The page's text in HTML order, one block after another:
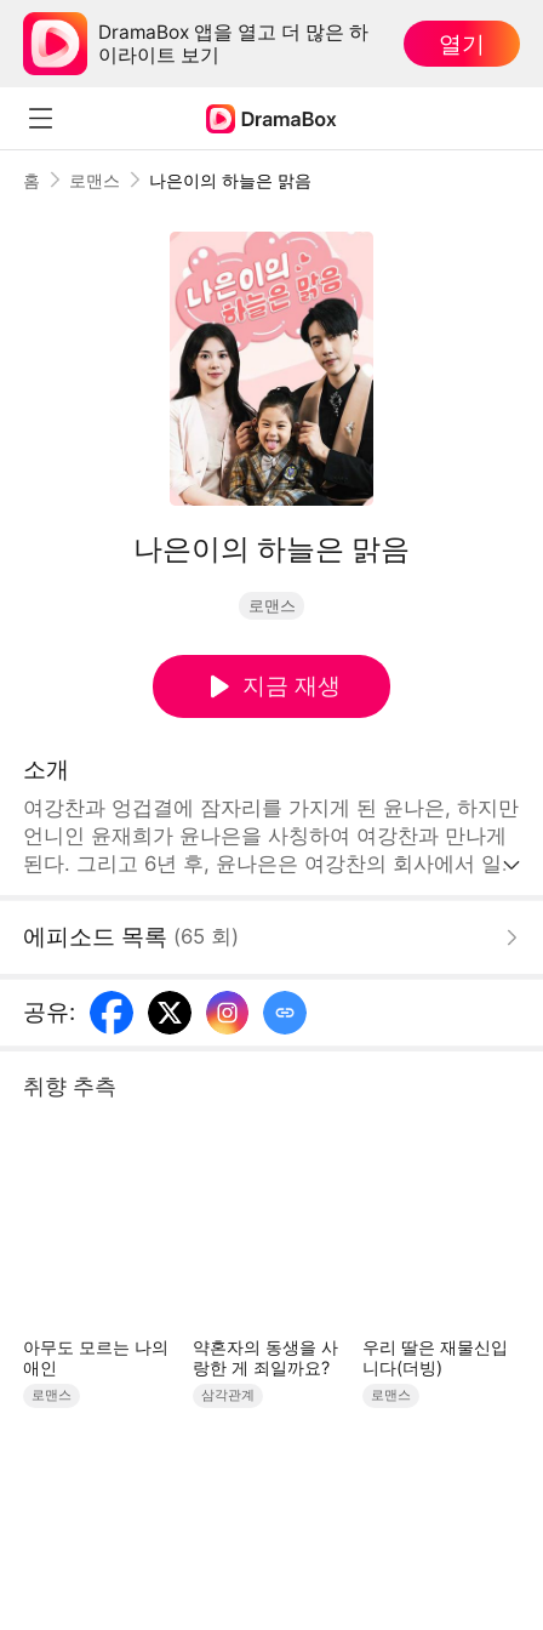
DramaBox 앱을 열고 더 많은 하
이라이트 보기
열기
홈 로맨스 나은이의 하늘은 맑음
나은이의 하늘은 맑음
로맨스
지금 재생
소개
여강찬과 엉겁결에 잠자리를 가지게 된 윤나은, 하지만
언니인 윤재희가 윤나은을 사칭하여 여강찬과 만나게
된다. 그리고 6년 후, 윤나은은 여강찬의 회사에서 일
은을 음해하려 시도 했지만, 다행히 매번 여강찬이 나
러나게 되고 윤나은과 여강찬은 오해를 풀게 된
다.STORYMATRIX PTE.LTD
에피소드 목록 (65 회 )
공유:
취향 추측
아무도 모르는 나의
애인
로맨스
약혼자의 동생을 사
랑한 게 죄일까요?
삼각관계
우리 딸은 재물신입
니다(더빙)
로맨스